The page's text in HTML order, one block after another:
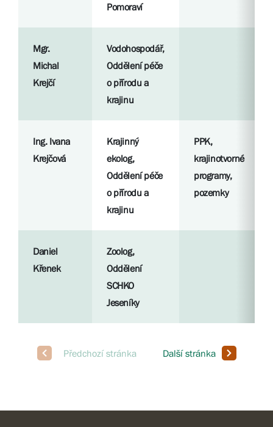
Pomoraví
Mgr.
Michal
Krejčí
Vodohospodář,
Oddělení péče
o přírodu a
krajinu
Ing. Ivana
Krejčová
Krajinný
ekolog,
Oddělení péče
o přírodu a
krajinu
PPK,
krajinotvorné
programy,
pozemky
Daniel
Křenek
Zoolog,
Oddělení
SCHKO
Jeseníky